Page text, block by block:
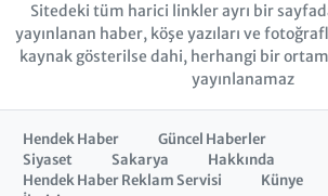
Sitedeki tüm harici linkler ayrı bir
yayınlanan haber, köşe yazıları ve
kaynak gösterilse dahi, herhangi bir
yayınlanamaz
Hendek Haber
Güncel Haberler
Siyaset
Sakarya
Hakkında
Hendek Haber Reklam Servisi
Künye